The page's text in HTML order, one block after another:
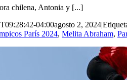
chilena, Antonia y [...]
04:00agosto 2, 2024|
París 2024, Melita Abraham,